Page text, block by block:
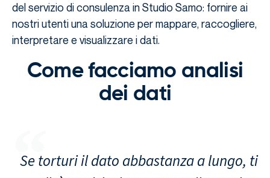
del servizio di consulenza in Studio Samo: fornire ai
nostri utenti una soluzione per mappare, raccogliere,
interpretare e visualizzare i dati.
Come facciamo analisi
dei dati
Se torturi il dato abbastanza a lungo, ti